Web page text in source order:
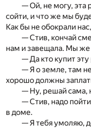
— Ой, не могу, эта
сойти, и что же мы
Как бы не обокрали
— Стив, кончай
нам и завещала. Мы
— Да кто купит эту
— Я о земле, там
хорошо должны
— Ну, решай сама,
— Стив, надо
в доме.
— Я тебя умоляю,